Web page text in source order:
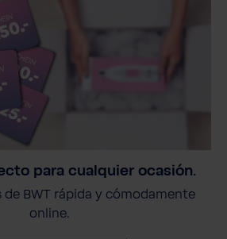
para cualquier ocasión.
de BWT rápida y cómodamente
online.